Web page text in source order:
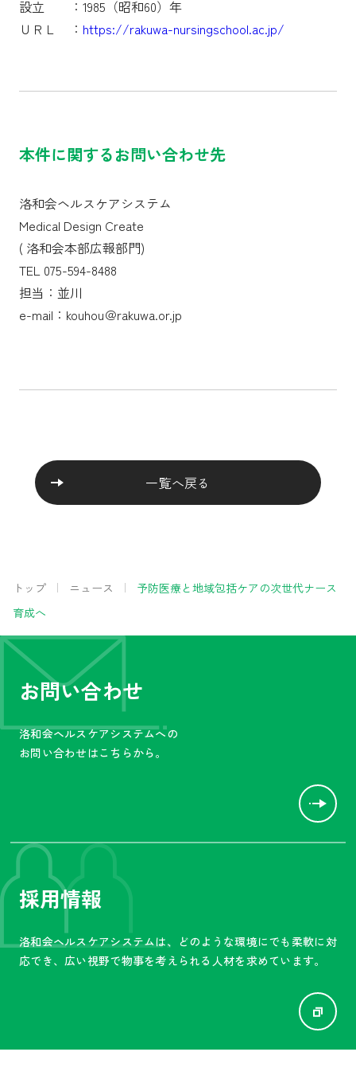
トップ ニュース
予防医療と地域包括ケアの次世代ナース
育成へ
設立 ：1985（昭和60）年
ＵＲＬ ： https://rakuwa-nursingschool.ac.jp/
本件に関するお問い合わせ先
洛和会ヘルスケアシステム
Medical Design Create
( 洛和会本部広報部門)
TEL 075-594-8488
担当：並川
e-mail：kouhou＠rakuwa.or.jp
一覧へ戻る
お問い合わせ
洛和会ヘルスケアシステムへの
お問い合わせはこちらから。
採用情報
洛和会ヘルスケアシステムは、 どのような環境にでも柔軟に対
応でき、広い視野で物事を考えられる人材を求めています。